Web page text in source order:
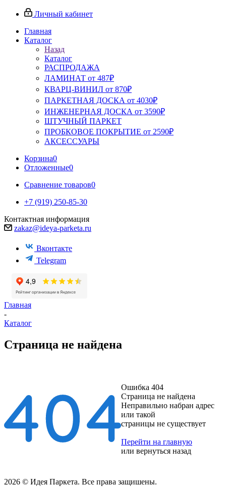
Личный кабинет
Главная
Каталог
Назад
Каталог
РАСПРОДАЖА
ЛАМИНАТ от 487₽
КВАРЦ-ВИНИЛ от 870₽
ПАРКЕТНАЯ ДОСКА от 4030₽
ИНЖЕНЕРНАЯ ДОСКА от 3590₽
ШТУЧНЫЙ ПАРКЕТ
ПРОБКОВОЕ ПОКРЫТИЕ от 2590₽
АКСЕССУАРЫ
Корзина0
Отложенные0
Сравнение товаров0
+7 (919) 250-85-30
Контактная информация
zakaz@ideya-parketa.ru
Вконтакте
Telegram
Главная
-
Каталог
Страница не найдена
Ошибка 404
Страница не найдена
Неправильно набран адрес
или такой
страницы не существует
Перейти на главную
или вернуться назад
2026 © Идея Паркета. Все права защишены.